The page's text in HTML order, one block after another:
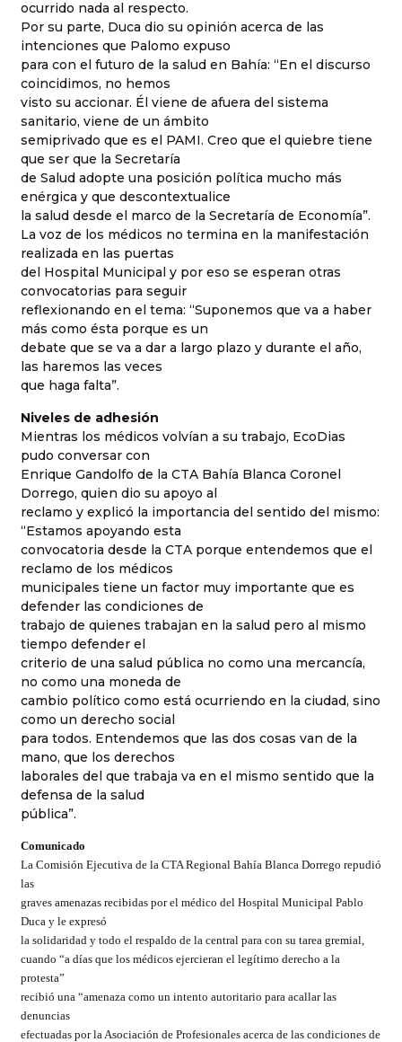
ocurrido nada al respecto.
Por su parte, Duca dio su opinión acerca de las
intenciones que Palomo expuso
para con el futuro de la salud en Bahía: “En el discurso
coincidimos, no hemos
visto su accionar. Él viene de afuera del sistema
sanitario, viene de un ámbito
semiprivado que es el PAMI. Creo que el quiebre tiene
que ser que la Secretaría
de Salud adopte una posición política mucho más
enérgica y que descontextualice
la salud desde el marco de la Secretaría de Economía”.
La voz de los médicos no termina en la manifestación
realizada en las puertas
del Hospital Municipal y por eso se esperan otras
convocatorias para seguir
reflexionando en el tema: “Suponemos que va a haber
más como ésta porque es un
debate que se va a dar a largo plazo y durante el año,
las haremos las veces
que haga falta”.
Niveles de adhesión
Mientras los médicos volvían a su trabajo, EcoDias
pudo conversar con
Enrique Gandolfo de la CTA Bahía Blanca Coronel
Dorrego, quien dio su apoyo al
reclamo y explicó la importancia del sentido del mismo:
“Estamos apoyando esta
convocatoria desde la CTA porque entendemos que el
reclamo de los médicos
municipales tiene un factor muy importante que es
defender las condiciones de
trabajo de quienes trabajan en la salud pero al mismo
tiempo defender el
criterio de una salud pública no como una mercancía,
no como una moneda de
cambio político como está ocurriendo en la ciudad, sino
como un derecho social
para todos. Entendemos que las dos cosas van de la
mano, que los derechos
laborales del que trabaja va en el mismo sentido que la
defensa de la salud
pública”.
Comunicado
La Comisión Ejecutiva de la CTA Regional Bahía Blanca Dorrego repudió
las
graves amenazas recibidas por el médico del Hospital Municipal Pablo
Duca y le expresó
la solidaridad y todo el respaldo de la central para con su tarea gremial,
cuando “a días que los médicos ejercieran el legítimo derecho a la
protesta”
recibió una “amenaza como un intento autoritario para acallar las
denuncias
efectuadas por la Asociación de Profesionales acerca de las condiciones de